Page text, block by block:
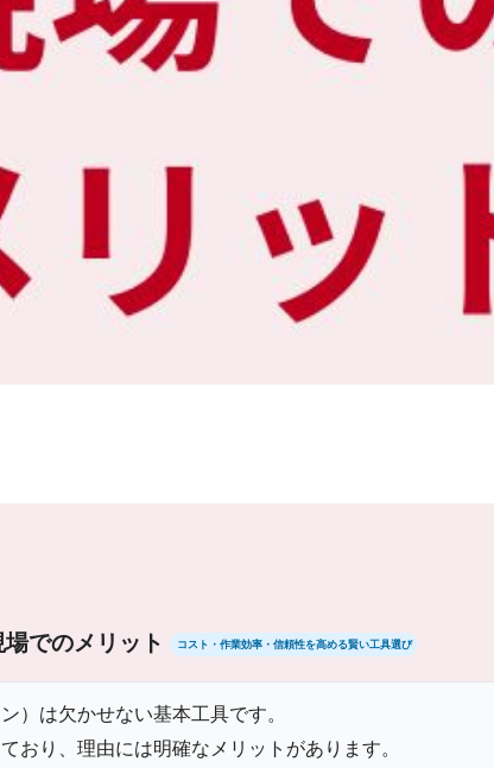
でのメリット コスト・作業効率・信頼性を高める賢い工具選び
）は欠かせない基本工具です。
おり、理由には明確なメリットがあります。